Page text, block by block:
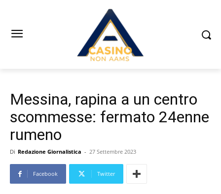
Messina, rapina a un centro
scommesse: fermato 24enne
rumeno
Di Redazione Giornalistica - 27 Settembre 2023
Facebook Twitter